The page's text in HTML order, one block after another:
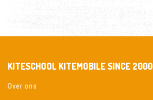
KITESCHOOL KITEMOBILE SINCE 2000
Over ons